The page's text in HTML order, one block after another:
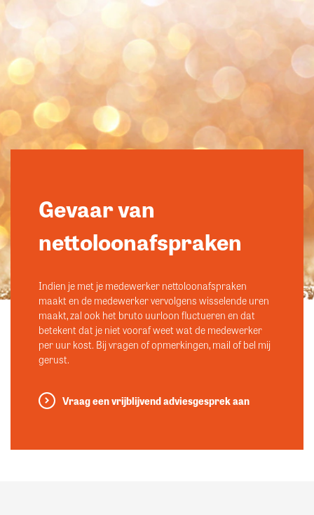
Gevaar van
nettoloonafspraken
Indien je met je medewerker nettoloonafspraken
maakt en de medewerker vervolgens wisselende uren
maakt, zal ook het bruto uurloon fluctueren en dat
betekent dat je niet vooraf weet wat de medewerker
per uur kost. Bij vragen of opmerkingen, mail of bel mij
gerust.
Vraag een vrijblijvend adviesgesprek aan